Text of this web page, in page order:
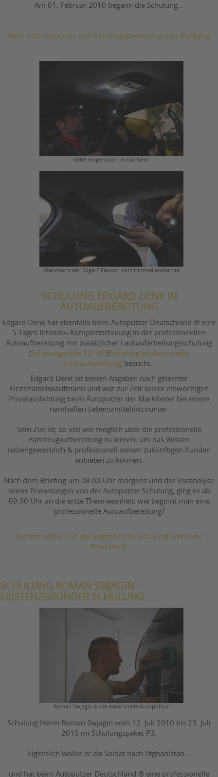
Am 01. Februar 2010 begann die Schulung...
Mehr Informationen und Schulungsbewertung von Wolfgang
Geheimoperation im Dunkeln!
Was macht der Edgar? Flecken vom Himmel entfernen
SCHULUNG EDGARD DENK IN
AUTOAUFBEREITUNG
Edgard Denk hat ebenfalls beim Autoputzer Deutschland ® eine
5 Tages Intensiv- Komplettschulung in der professionellen
Autoaufbereitung mit zusätzlicher Lackaufarbeitungsschulung
(Schulungscode P2+M3)Schulung professionelle
Lackaufarbeitung besucht.
Edgard Denk ist seinen Angaben nach gelernter
Einzehaldelskaufmann und war zur Zeit seiner einwöchigen
Privatausbildung beim Autoputzer der Marktleiter bei einem
namhaften Lebensmitteldiscounter.
Sein Ziel ist, so viel wie möglich über die professionelle
Fahrzeugaufbereitung zu lernen, um das Wissen
nebengewerblich & professionell seinen zukünftigen Kunden
anbieten zu können.
Nach dem Briefing um 08.00 Uhr morgens und der Voranalyse
seiner Erwartungen von der Autoputzer Schulung, ging es ab
09.00 Uhr an die erste Theorieeinheit: wie beginnt man eine
professionelle Autoaufbereitung?
Weitere Bilder von der Edgard Denk Schulung und seine
Bewertung
SCHULUNG ROMAN SWJAGIN -
EXISTENZGRÜNDER SCHULUNG
Roman Swjagin & die maschinelle Autopolitur
Schulung Herrn Roman Swjagin vom 12. Juli 2010 bis 23. Juli
2010 im Schulungspaket P3.
Eigentlich wollte er als Soldat nach Afghanistan...
und hat beim Autoputzer Deutschland ® eine professionelle